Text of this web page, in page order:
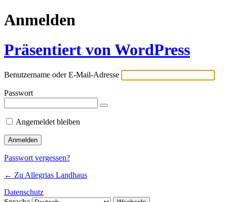
Anmelden
Präsentiert von WordPress
Benutzername oder E-Mail-Adresse
Passwort
Angemeldet bleiben
Passwort vergessen?
← Zu Allegrias Landhaus
Datenschutz